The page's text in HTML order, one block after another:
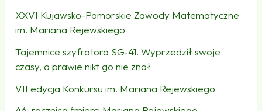
XXVI Kujawsko-Pomorskie Zawody Matematyczne
im. Mariana Rejewskiego
Tajemnice szyfratora SG‑41. Wyprzedził swoje
czasy, a prawie nikt go nie znał
VII edycja Konkursu im. Mariana Rejewskiego